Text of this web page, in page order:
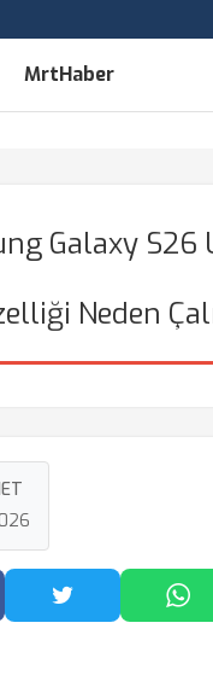
MrtHaber
Galaxy S26
Neden
Paylaş
Twitter'da